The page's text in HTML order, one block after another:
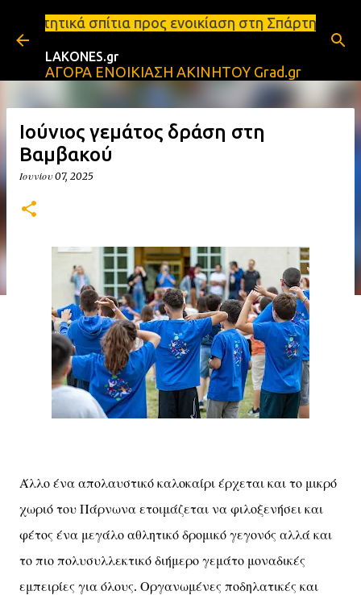
Μετάβαση στο κύριο περιεχόμενο
προς ενοικίαση στη Σπάρτη Ενοικιάσεις
LAKONES.gr
ΑΓΟΡΑ ΕΝΟΙΚΙΑΣΗ ΑΚΙΝΗΤΟΥ Grad.gr
Ιούνιος γεμάτος δράση στη
Βαμβακού
Ιουνίου 07, 2025
Άλλο ένα απολαυστικό καλοκαίρι έρχεται και το μικρό
χωριό του Πάρνωνα ετοιμάζεται να φιλοξενήσει και
φέτος ένα μεγάλο αθλητικό δρομικό γεγονός αλλά και
το πιο πολυσυλλεκτικό διήμερο γεμάτο μοναδικές
εμπειρίες για όλους. Οργανωμένες ποδηλατικές και